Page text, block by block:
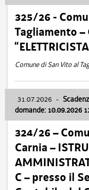
325/26 -
Tagliamento –
Comune di San Vito al
31.07.2026 -
domande: 10.09.2026
324/26 –
Carnia –
C – presso il